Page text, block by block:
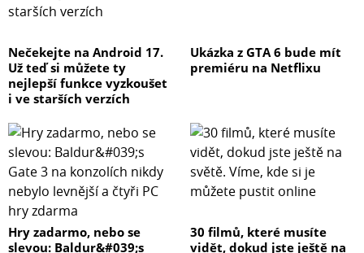
Nečekejte na Android 17.
Už teď si můžete ty
nejlepší funkce vyzkoušet
i ve starších verzích
Ukázka z GTA 6 bude mít
premiéru na Netflixu
Hry zadarmo, nebo se
slevou: Baldur&#039;s
30 filmů, které musíte
vidět, dokud jste ještě na